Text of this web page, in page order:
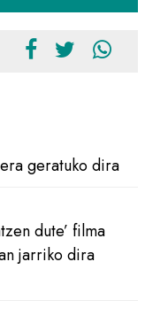
geratuko dira
dute’ filma
jarriko dira